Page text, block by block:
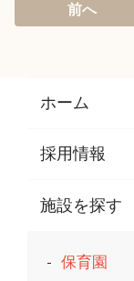
前へ
ホーム
採用情報
施設を探す
保育園